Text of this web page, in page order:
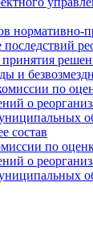
нормативно-
и
по
о
состав
по
о